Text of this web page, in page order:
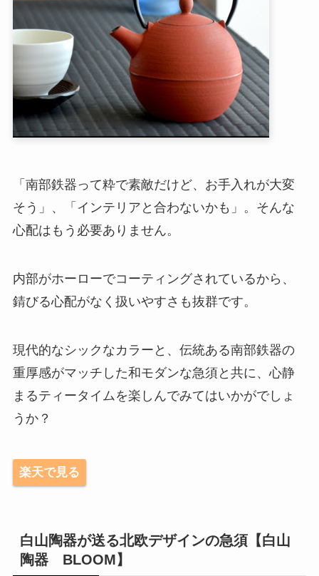
「南部鉄器って粋で素敵だけど、お手入れが大変
そう」、「インテリアと合わないかも」。そんな
心配はもう必要ありません。
内部がホーローでコーティングされているから、
錆びる心配がなく扱いやすさも抜群です。
現代的なシックなカラーと、伝統ある南部鉄器の
重厚感がマッチした和モダンな急須と共に、心静
まるティータイムを楽しんでみてはいかがでしょ
うか？
楽天で見る
白山陶器が送る北欧デザインの急須【白山
陶器 BLOOM】